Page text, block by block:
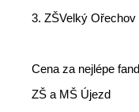
3. ZŠVelký Ořechov
Cena za nejlépe
ZŠ a MŠ Újezd